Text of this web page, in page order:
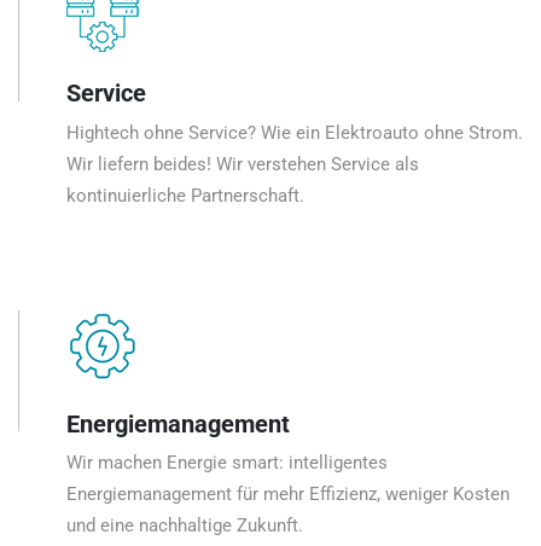
Service
Hightech ohne Service? Wie ein Elektroauto ohne Strom.
Wir liefern beides! Wir verstehen Service als
kontinuierliche Partnerschaft.
Energiemanagement
Wir machen Energie smart: intelligentes
Energiemanagement für mehr Effizienz, weniger Kosten
und eine nachhaltige Zukunft.